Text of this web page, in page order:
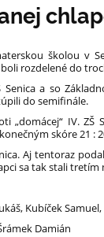
školou v
rozdelené do
a so
do semifinále.
IV. ZŠ
skóre 21 :
Aj tentoraz
sa tak stali
Kubíček
Damián